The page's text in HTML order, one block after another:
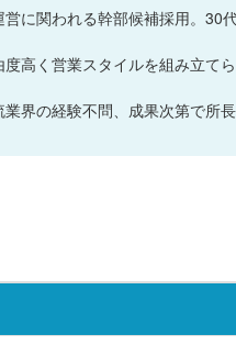
営に関われる幹部候補採用。30
度高く営業スタイルを組み立て
業界の経験不問、成果次第で所